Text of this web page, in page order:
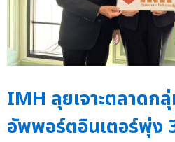
IMH ลุยเจาะตลาดก
อัพพอร์ตอินเตอร์พุ่ง